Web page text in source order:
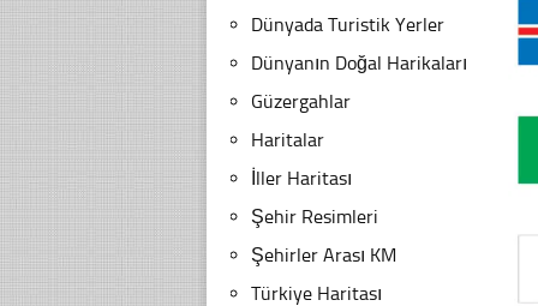
Dünyada Turistik Yerler
Dünyanın Doğal Harikaları
Güzergahlar
Haritalar
İller Haritası
Şehir Resimleri
Şehirler Arası KM
Türkiye Haritası